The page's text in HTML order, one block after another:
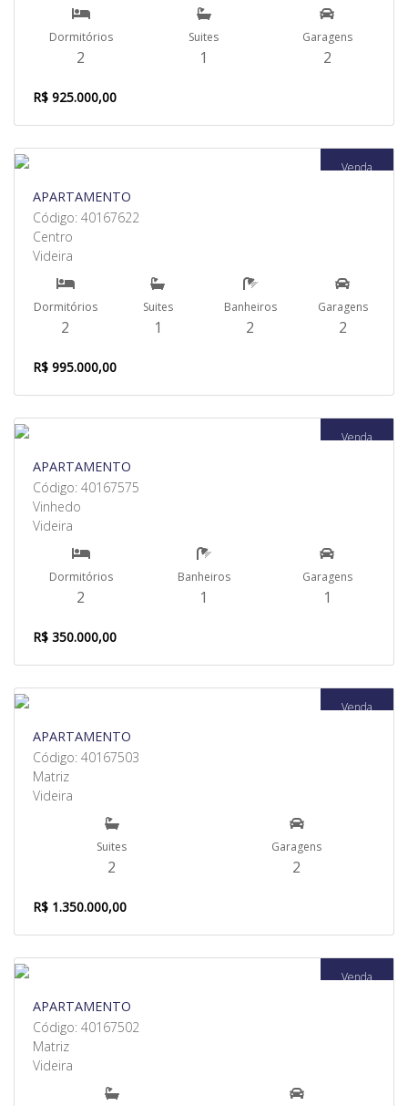
Dormitórios
2
Suites
1
Garagens
2
R$ 925.000,00
Venda
APARTAMENTO
Código: 40167622
Centro
Videira
Dormitórios
2
Suites
1
Banheiros
2
Garagens
2
R$ 995.000,00
Venda
APARTAMENTO
Código: 40167575
Vinhedo
Videira
Dormitórios
2
Banheiros
1
Garagens
1
R$ 350.000,00
Venda
APARTAMENTO
Código: 40167503
Matriz
Videira
Suites
2
Garagens
2
R$ 1.350.000,00
Venda
APARTAMENTO
Código: 40167502
Matriz
Videira